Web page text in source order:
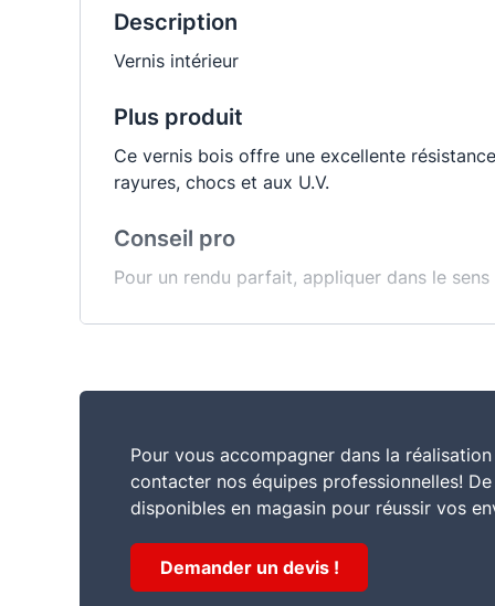
Description
Vernis intérieur
Plus produit
Ce vernis bois offre une excellente
rayures, chocs et aux U.V.
Conseil pro
Pour un rendu parfait, appliquer dans le
Caractéristiques
Commentaire
Vernis bois de qualité ébénisterie
Consommation
10 à 12 m2/L
Pour vous accompagner dans la
contacter nos équipes professionnelles!
disponibles en magasin pour réussir vos
Demander un devis !